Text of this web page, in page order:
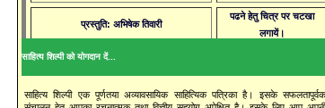
प्रस्तुति: अभिषेक तिवारी
पढने हेतु चित्र पर चटखा
लगायें।
साहित्य शिल्पी को योगदान दें...
साहित्य शिल्पी एक पूर्णतया अव्यावसायिक साहित्यिक पत्रिका है। इसके सफलतापूर्वक